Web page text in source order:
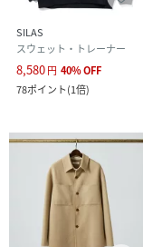
SILAS
スウェット・トレーナー
8,580円 40%OFF
78ポイント(1倍)